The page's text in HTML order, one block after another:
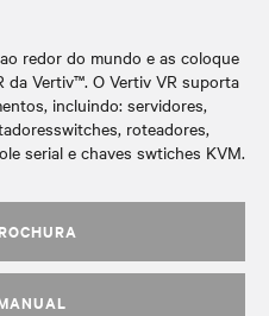
redor do mundo e as coloque
da Vertiv™. O Vertiv VR suporta
incluindo: servidores,
roteadores,
serial e chaves swtiches KVM.